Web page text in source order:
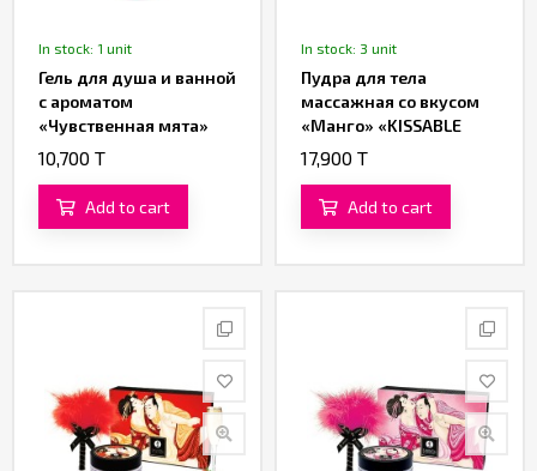
In stock: 1 unit
Гель для душа и ванной
с ароматом
«Чувственная мята»
«BATH & SHOWER GEL»
от «SHUNGA»
10,700 T
Add to cart
In stock: 3 unit
Пудра для тела
массажная со вкусом
«Манго» «KISSABLE
MASSAGE POWDER
LUSCIUOS» от
«SHUNGA»
17,900 T
Add to cart